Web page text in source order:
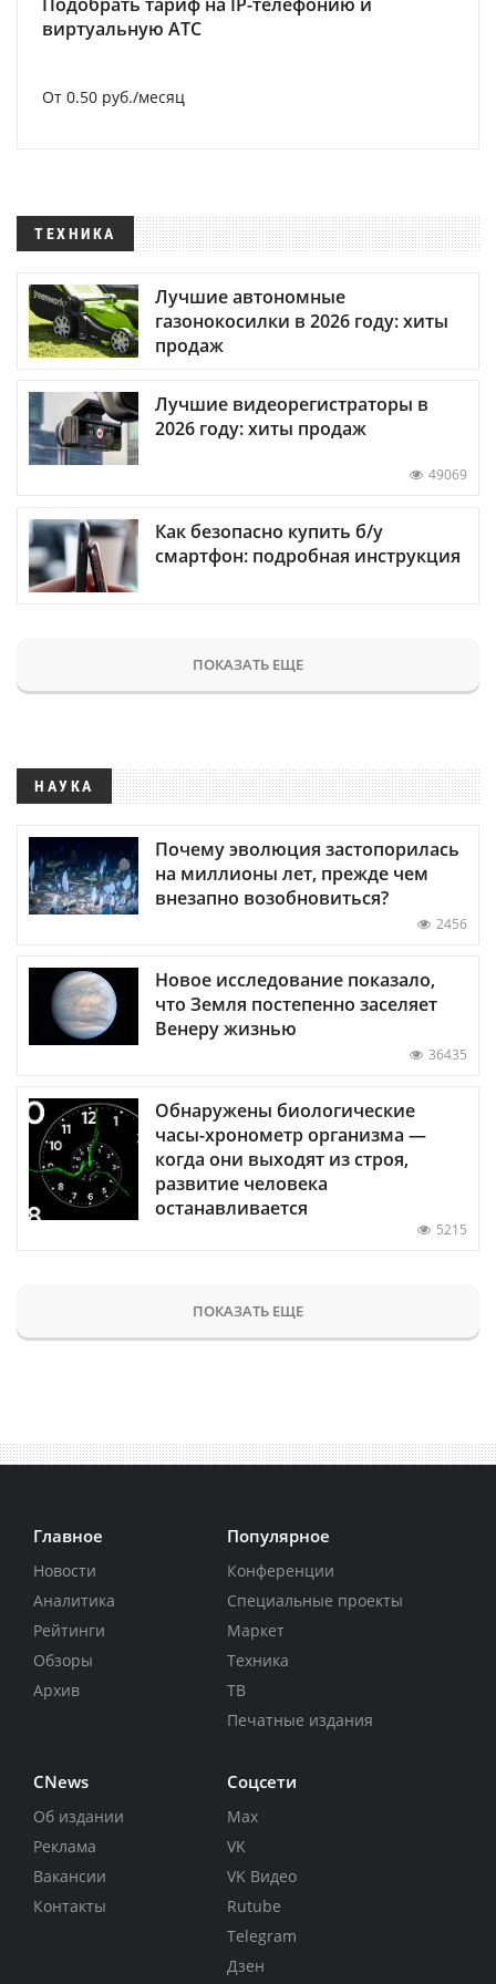
виртуальную АТС
От 0.50 руб./месяц
ТЕХНИКА
Лучшие автономные
газонокосилки в 2026 году: хиты
продаж
Лучшие видеорегистраторы в
2026 году: хиты продаж
49069
Как безопасно купить б/у
смартфон: подробная инструкция
ПОКАЗАТЬ ЕЩЕ
НАУКА
Почему эволюция застопорилась
на миллионы лет, прежде чем
внезапно возобновиться?
2456
Новое исследование показало,
что Земля постепенно заселяет
Венеру жизнью
36435
Обнаружены биологические
часы-хронометр организма —
когда они выходят из строя,
развитие человека
останавливается
5215
ПОКАЗАТЬ ЕЩЕ
Главное
Новости
Аналитика
Рейтинги
Обзоры
Архив
Популярное
Конференции
Специальные проекты
Маркет
Техника
ТВ
Печатные издания
CNews
Об издании
Реклама
Вакансии
Контакты
Соцсети
Max
VK
VK Видео
Rutube
Telegram
Дзен